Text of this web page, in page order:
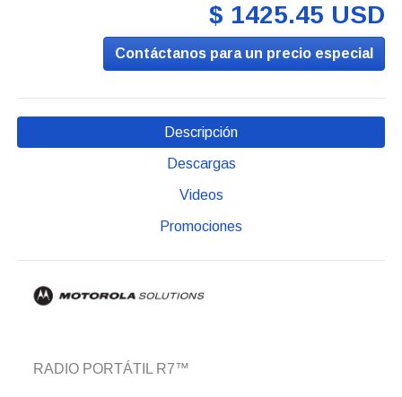
$ 1425.45 USD
Contáctanos para un precio especial
Descripción
Descargas
Videos
Promociones
RADIO PORTÁTIL R7™